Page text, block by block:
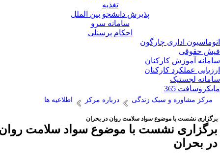
تغذیه
پذیرش دانشجو بین الملل
سامانه سرو
احکام پرسنلی
اداری چارگون
حقوقی
آموزش کارکنان
عملکرد کارکنان
لجستیک
365
مرکز مشاوره و سبک زندگی درباره مرکز اطلاعیه ها
نشست با موضوع سواد سلامت روان در بحران
نشست با موضوع سواد سلامت روان
بحران